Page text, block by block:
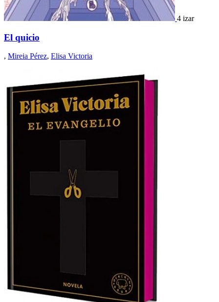
4 izar
El quicio
, Mireia Pérez, Elisa Victoria